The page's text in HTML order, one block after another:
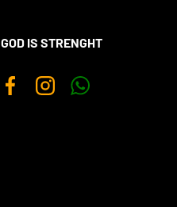
GOD IS STRENGHT
FacebookInstagramWhatsApp